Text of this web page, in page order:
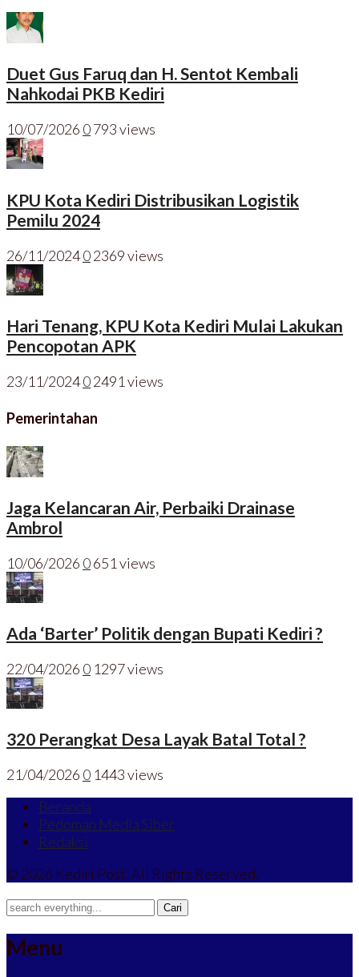
Duet Gus Faruq dan H. Sentot Kembali
Nahkodai PKB Kediri
10/07/2026 0793 views
KPU Kota Kediri Distribusikan Logistik
Pemilu 2024
26/11/202402369 views
Hari Tenang, KPU Kota Kediri Mulai Lakukan
Pencopotan APK
23/11/202402491 views
Pemerintahan
Jaga Kelancaran Air, Perbaiki Drainase
Ambrol
10/06/2026 0651 views
Ada ‘Barter’ Politik dengan Bupati Kediri ?
22/04/2026 0 1297 views
320 Perangkat Desa Layak Batal Total ?
21/04/2026 0 1443 views
Beranda
Pedoman Media Siber
Redaksi
© 2026 Kediri Post. All Rights Reserved.
Menu